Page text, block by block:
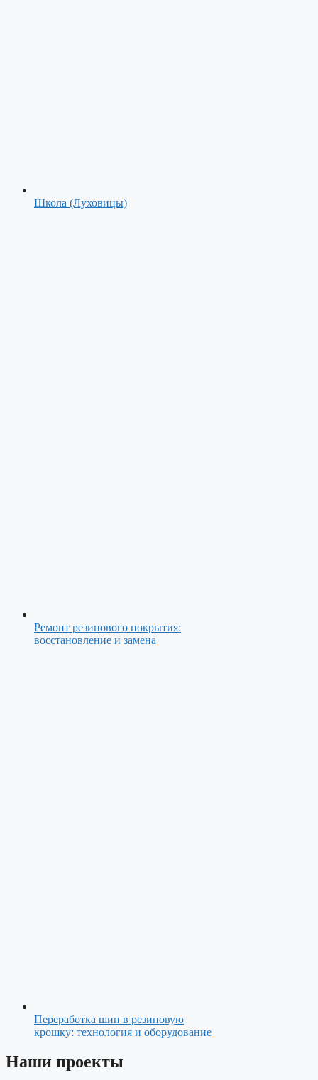
Школа (Луховицы)
Ремонт резинового покрытия:
восстановление и замена
Переработка шин в резиновую
крошку: технология и оборудование
Наши проекты